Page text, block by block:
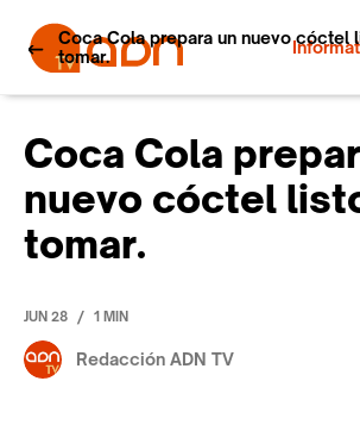
Coca Cola prepara un nuevo cóctel
tomar.
Coca Cola
nuevo cóctel
tomar.
JUN 28 / 1 MIN
Redacción ADN TV